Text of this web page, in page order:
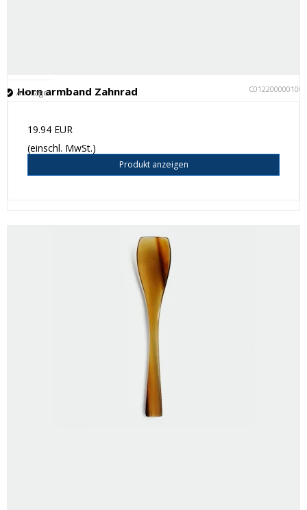
Horn armband Zahnrad C012200000100
Auf Lager
19.94 EUR
(einschl. MwSt.)
Produkt anzeigen